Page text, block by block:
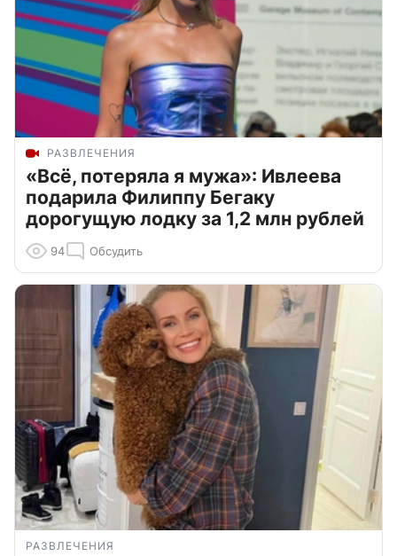
РАЗВЛЕЧЕНИЯ
«Всё, потеряла я мужа»: Ивлеева
подарила Филиппу Бегаку
дорогущую лодку за 1,2 млн рублей
94 Обсудить
РАЗВЛЕЧЕНИЯ